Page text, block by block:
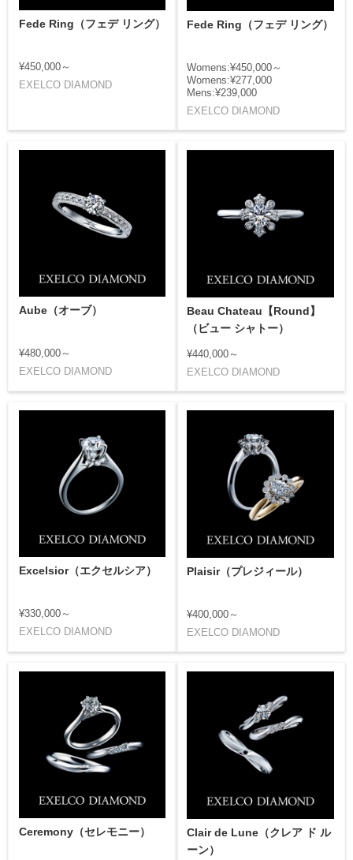
Fede Ring（フェデ リング）
¥450,000～
EXELCO DIAMOND
Fede Ring（フェデ リング）
Womens:¥450,000～
Womens:¥277,000
Mens:¥239,000
EXELCO DIAMOND
Aube（オーブ）
¥480,000～
EXELCO DIAMOND
Beau Chateau【Round】
（ビュー シャトー）
¥440,000～
EXELCO DIAMOND
Excelsior（エクセルシア）
¥330,000～
EXELCO DIAMOND
Plaisir（プレジィール）
¥400,000～
EXELCO DIAMOND
Ceremony（セレモニー）
Clair de Lune（クレア ド ル
ーン）